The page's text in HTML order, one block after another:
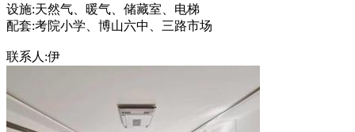
设施:天然气、暖气、储藏室、电梯
配套:考院小学、博山六中、三路市场
联系人:伊